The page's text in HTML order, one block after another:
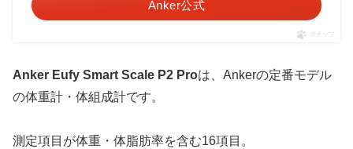
Anker公式
ポチップ
Anker Eufy Smart Scale P2 Proは、Ankerの定番モデル
の体重計・体組成計です。
測定項目が体重・体脂肪率を含む16項目。